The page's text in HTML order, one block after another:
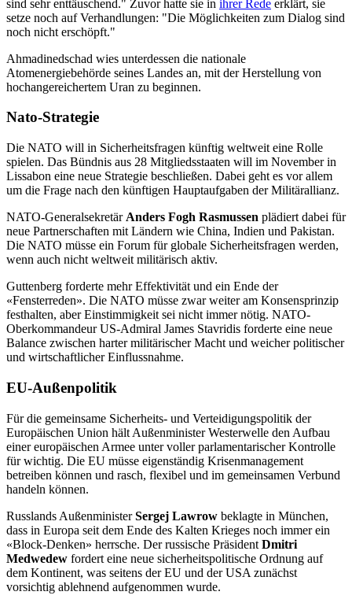
sind sehr enttäuschend." Zuvor hatte sie in ihrer Rede erklärt, sie
setze noch auf Verhandlungen: "Die Möglichkeiten zum Dialog sind
noch nicht erschöpft."
Ahmadinedschad wies unterdessen die nationale
Atomenergiebehörde seines Landes an, mit der Herstellung von
hochangereichertem Uran zu beginnen.
Nato-Strategie
Die NATO will in Sicherheitsfragen künftig weltweit eine Rolle
spielen. Das Bündnis aus 28 Mitgliedsstaaten will im November in
Lissabon eine neue Strategie beschließen. Dabei geht es vor allem
um die Frage nach den künftigen Hauptaufgaben der Militärallianz.
NATO-Generalsekretär Anders Fogh Rasmussen plädiert dabei für
neue Partnerschaften mit Ländern wie China, Indien und Pakistan.
Die NATO müsse ein Forum für globale Sicherheitsfragen werden,
wenn auch nicht weltweit militärisch aktiv.
Guttenberg forderte mehr Effektivität und ein Ende der
«Fensterreden». Die NATO müsse zwar weiter am Konsensprinzip
festhalten, aber Einstimmigkeit sei nicht immer nötig. NATO-
Oberkommandeur US-Admiral James Stavridis forderte eine neue
Balance zwischen harter militärischer Macht und weicher politischer
und wirtschaftlicher Einflussnahme.
EU-Außenpolitik
Für die gemeinsame Sicherheits- und Verteidigungspolitik der
Europäischen Union hält Außenminister Westerwelle den Aufbau
einer europäischen Armee unter voller parlamentarischer Kontrolle
für wichtig. Die EU müsse eigenständig Krisenmanagement
betreiben können und rasch, flexibel und im gemeinsamen Verbund
handeln können.
Russlands AußenministerSergej Lawrow beklagte in München,
dass in Europa seit dem Ende des Kalten Krieges noch immer ein
«Block-Denken» herrsche. Der russische Präsident Dmitri
Medwedew fordert eine neue sicherheitspolitische Ordnung auf
dem Kontinent, was seitens der EU und der USA zunächst
vorsichtig ablehnend aufgenommen wurde.